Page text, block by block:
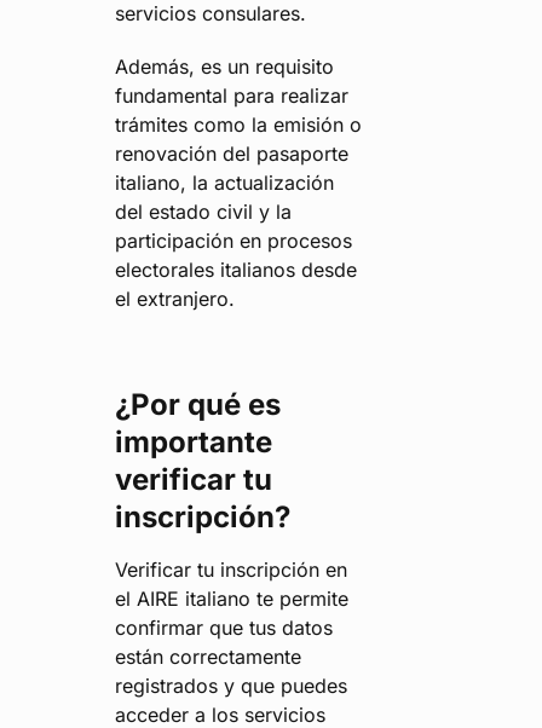
servicios consulares.
Además, es un requisito
fundamental para realizar
trámites como la emisión o
renovación del pasaporte
italiano, la actualización
del estado civil y la
participación en procesos
electorales italianos desde
el extranjero.
¿Por qué es
importante
verificar tu
inscripción?
Verificar tu inscripción en
el AIRE italiano te permite
confirmar que tus datos
están correctamente
registrados y que puedes
acceder a los servicios